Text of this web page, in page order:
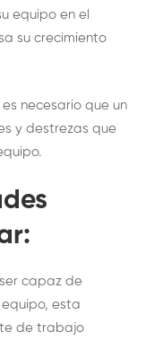
equipo en el
su crecimiento
necesario que un
y destrezas que
capaz de
esta
de trabajo